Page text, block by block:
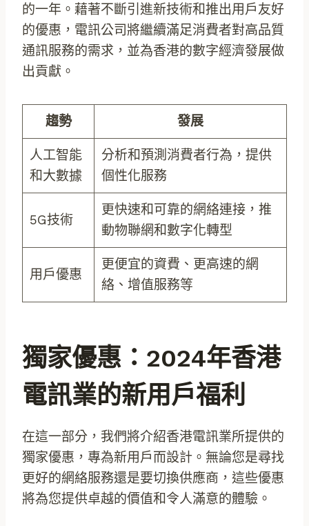
的一年。藉著不斷引進新技術和推出用戶友好
的優惠，電訊公司將繼續滿足消費者對高品質
通訊服務的需求，並為香港的數字經濟發展做
出貢獻。
趨勢 發展
人工智能
和大數據
分析和預測消費者行為，提供
個性化服務
5G技術
更快速和可靠的網絡連接，推
動物聯網和數字化轉型
用戶優惠
更便宜的資費、更高速的網
絡、增值服務等
獨家優惠：2024年香港
電訊業的新用戶福利
在這一部分，我們將介紹香港電訊業所提供的
獨家優惠，專為新用戶而設計。無論您是尋找
更好的網絡服務還是要切換供應商，這些優惠
將為您提供卓越的價值和令人滿意的體驗。